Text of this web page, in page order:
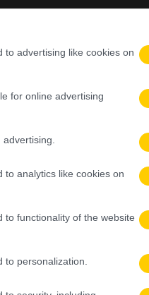
to advertising like cookies on
for online advertising
to analytics like cookies on
to functionality of the website
personalization.
πόντους, 6.1 ριμπάουντ, 2.1
με 7.1 πόντους, 4
μέλος της δεύτερης
και 1.8 τάπες σε 27.9
ριμπάουντ, 2.1 ασίστ και
έχοντας 8.8 πόντους, 5.5
στον τελικό με την JDA
του καλύτερου αμυντικού
ένα τρόπαιο EuroLeague
2024). Συνολικά, στις σεζόν